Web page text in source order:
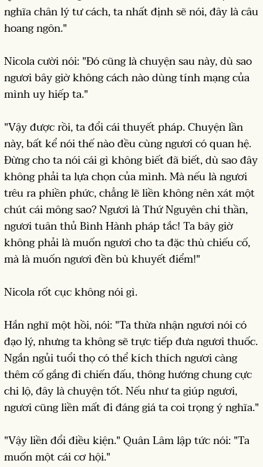
nghĩa chân lý tư cách, ta nhất định sẽ nói, đây là câu
hoang ngôn."
Nicola cười nói: "Đó cũng là chuyện sau này, dù sao
ngươi bây giờ không cách nào dùng tính mạng của
mình uy hiếp ta."
"Vậy được rồi, ta đổi cái thuyết pháp. Chuyện lần
này, bất kể nói thế nào đều cùng ngươi có quan hệ.
Đừng cho ta nói cái gì không biết đã biết, dù sao đây
không phải ta lựa chọn của mình. Mà nếu là ngươi
trêu ra phiền phức, chẳng lẽ liền không nên xát một
chút cái mông sao? Ngươi là Thứ Nguyên chi thần,
ngươi tuân thủ Bình Hành pháp tắc! Ta bây giờ
không phải là muốn ngươi cho ta đặc thù chiếu cố,
mà là muốn ngươi đền bù khuyết điểm!"
Nicola rốt cục không nói gì.
Hắn nghĩ một hồi, nói: "Ta thừa nhận ngươi nói có
đạo lý, nhưng ta không sẽ trực tiếp đưa ngươi thuốc.
Ngắn ngủi tuổi thọ có thể kích thích ngươi càng
thêm cố gắng đi chiến đấu, thông hướng chung cực
chi lộ, đây là chuyện tốt. Nếu như ta giúp ngươi,
ngươi cũng liền mất đi đáng giá ta coi trọng ý nghĩa."
"Vậy liền đổi điều kiện." Quân Lâm lập tức nói: "Ta
muốn một cái cơ hội."